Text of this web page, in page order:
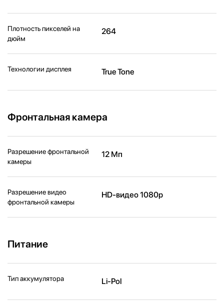
Плотность пикселей на
дюйм
264
Технологии дисплея True Tone
Фронтальная камера
Разрешение фронтальной
камеры
12 Мп
Разрешение видео
фронтальной камеры
HD-видео 1080p
Питание
Тип аккумулятора Li-Pol